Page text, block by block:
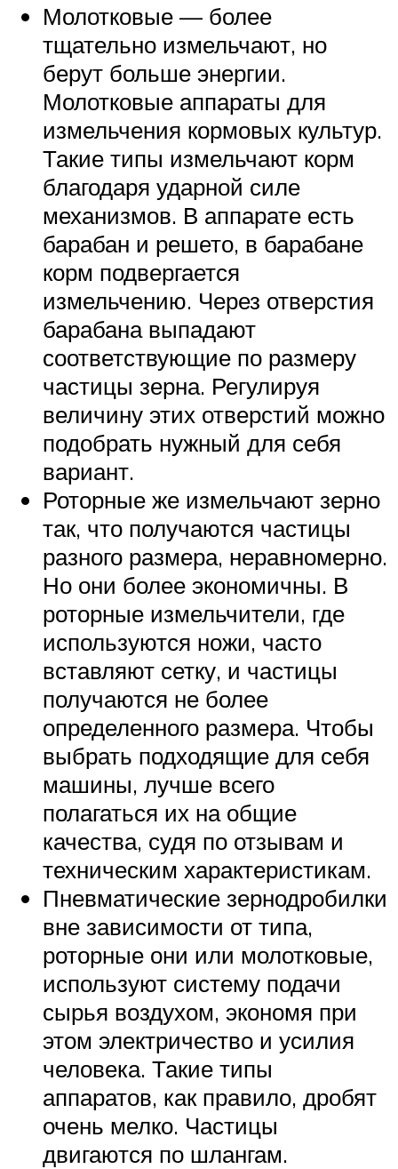
Молотковые — более
тщательно измельчают, но
берут больше энергии.
Молотковые аппараты для
измельчения кормовых культур.
Такие типы измельчают корм
благодаря ударной силе
механизмов. В аппарате есть
барабан и решето, в барабане
корм подвергается
измельчению. Через отверстия
барабана выпадают
соответствующие по размеру
частицы зерна. Регулируя
величину этих отверстий можно
подобрать нужный для себя
вариант.
Роторные же измельчают зерно
так, что получаются частицы
разного размера, неравномерно.
Но они более экономичны. В
роторные измельчители, где
используются ножи, часто
вставляют сетку, и частицы
получаются не более
определенного размера. Чтобы
выбрать подходящие для себя
машины, лучше всего
полагаться их на общие
качества, судя по отзывам и
техническим характеристикам.
Пневматические зернодробилки
вне зависимости от типа,
роторные они или молотковые,
используют систему подачи
сырья воздухом, экономя при
этом электричество и усилия
человека. Такие типы
аппаратов, как правило, дробят
очень мелко. Частицы
двигаются по шлангам.